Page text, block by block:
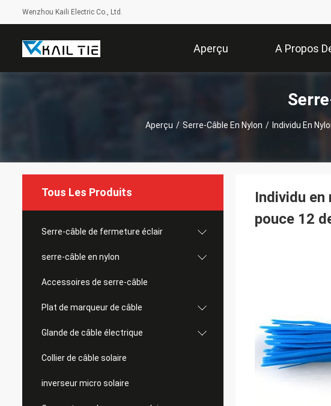
Wenzhou Kaili Electric Co., Ltd.
Aperçu A Propos
Aperçu / Serre-Câble En Nylon / Individu En
Tous Les Produits
Serre-câble de fermeture éclair
serre-câble en nylon
Accessoires de serre-câble
Plat de marqueur de câble
Glande de câble électrique
Collier de câble solaire
inverseur micro solaire
Individu
pouce 12